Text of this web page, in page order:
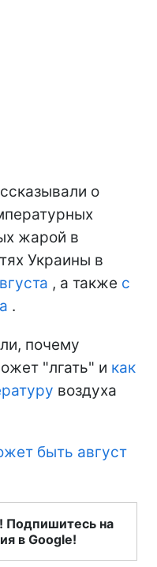
о
жарой в
Украины в
, а также с
.
почему
"лгать" и как
воздуха
быть август
Подпишитесь на
в Google!